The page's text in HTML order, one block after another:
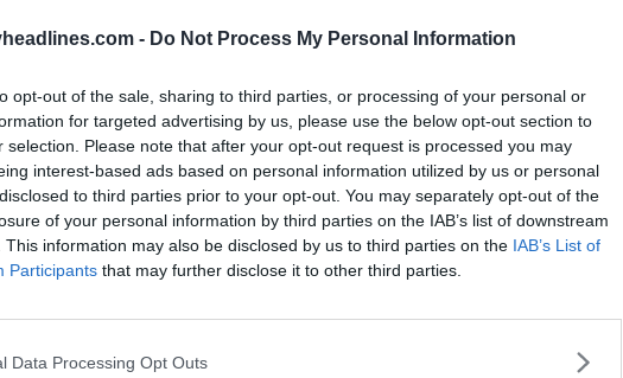
- Do Not Process My Personal Information
opt-out of the sale, sharing to third parties, or processing of your personal or
for targeted advertising by us, please use the below opt-out section to
selection. Please note that after your opt-out request is processed you may
interest-based ads based on personal information utilized by us or personal
to third parties prior to your opt-out. You may separately opt-out of the
of your personal information by third parties on the IAB’s list of downstream
This information may also be disclosed by us to third parties on the IAB’s List of
Participants that may further disclose it to other third parties.
Data Processing Opt Outs
Ajax 2025 125 aniversario
tiene un color principal